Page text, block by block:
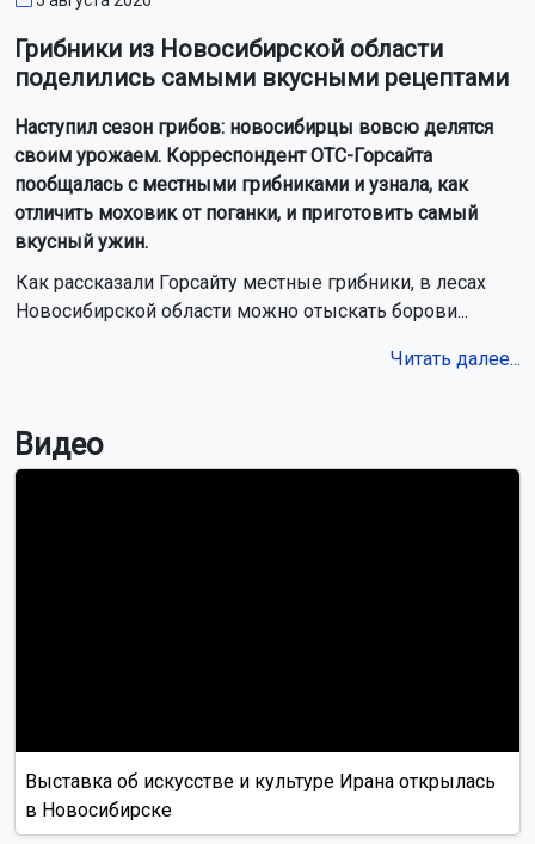
Грибники из Новосибирской области
поделились самыми вкусными рецептами
Наступил сезон грибов: новосибирцы вовсю делятся
своим урожаем. Корреспондент ОТС-Горсайта
пообщалась с местными грибниками и узнала, как
отличить моховик от поганки, и приготовить самый
вкусный ужин.
Как рассказали Горсайту местные грибники, в лесах
Новосибирской области можно отыскать борови...
Читать далее...
Видео
Выставка об искусстве и культуре Ирана открылась
в Новосибирске